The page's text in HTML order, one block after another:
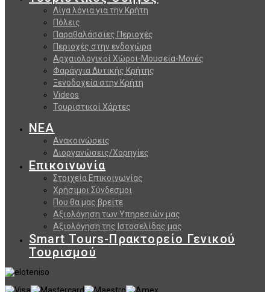
Λίγα λόγια για την Κρήτη
Πόλεις
Παραθαλάσσιες Περιοχές
Περιοχές στην ενδοχώρα
Αρχαιολογικοί Χώροι-Μουσεία-Μονές
Φαράγγια Δυτικής Κρήτης
Ξενοδοχεία στην Κρήτη
Videos
Τουριστικοί Χάρτες
ΝΕΑ
Ανακοινώσεις
Διοργανώσεις/Χορηγίες
Επικοινωνία
Στοιχεία Επικοινωνίας
Χρήσιμοι Σύνδεσμοι
Που θα μας βρείτε
Αξιολόγηση των Υπηρεσιών μας
Αξιολόγηση της Ιστοσελίδας μας
Smart Tours-Πρακτορείο Γενικού
Τουρισμού